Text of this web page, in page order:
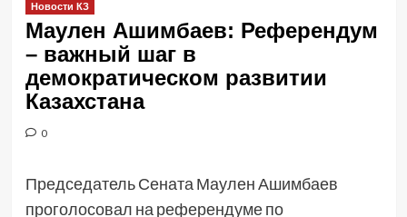
Новости КЗ
Маулен Ашимбаев: Референдум
– важный шаг в
демократическом развитии
Казахстана
0
Председатель Сената Маулен Ашимбаев
проголосовал на референдуме по